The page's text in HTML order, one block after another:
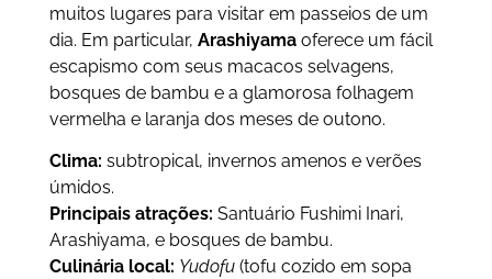
muitos lugares para visitar em passeios de um
dia. Em particular, Arashiyamaoferece um fácil
escapismo com seus macacos selvagens,
bosques de bambu e a glamorosa folhagem
vermelha e laranja dos meses de outono.
Clima: subtropical, invernos amenos e verões
úmidos.
Principais atrações: Santuário Fushimi Inari,
Arashiyama, e bosques de bambu.
Culinária local: Yudofu(tofu cozido em sopa